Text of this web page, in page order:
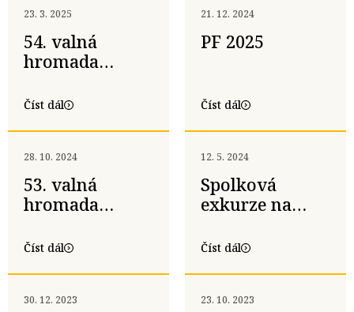
23. 3. 2025
54. valná
hromada
a pietní akt v
Číst dál
21. 12. 2024
PF 2025
Číst dál
28. 10. 2024
53. valná
hromada
– 26. října 2024
Číst dál
12. 5. 2024
Spolková
exkurze na
Králové nad
Číst dál
30. 12. 2023 23. 10. 2023